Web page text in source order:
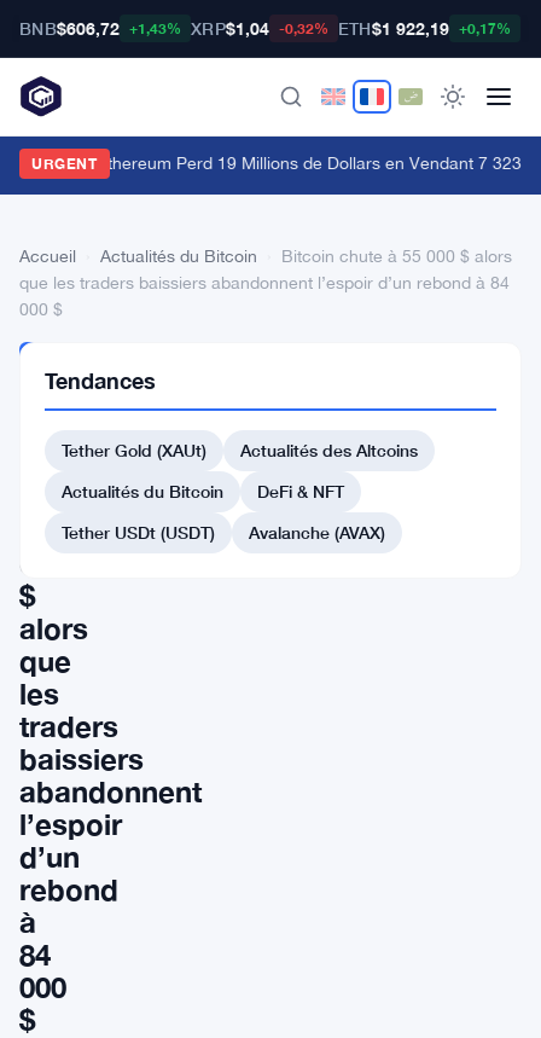
BNB$606,72 +1,43% XRP$1,04 -0,32% ETH$1 922,19 +0,17%
URGENT
Baleine Ethereum Perd 19 Millions de Dollars en Vendant 7 323
Accueil Actualités du Bitcoin
Bitcoin chute à 55 000 $ alors
que les traders baissiers abandonnent l’espoir d’un rebond à 84
000 $
DU BITCOIN
chute
000
$
alors
que
les
traders
baissiers
abandonnent
l’espoir
d’un
rebond
à
84
000
$
Tendances
Tether Gold (XAUt)
Actualités des Altcoins
Actualités du Bitcoin
DeFi & NFT
Tether USDt (USDT)
Avalanche (AVAX)